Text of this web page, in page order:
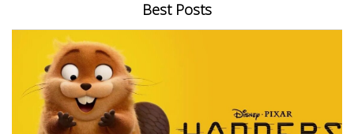
Best Posts